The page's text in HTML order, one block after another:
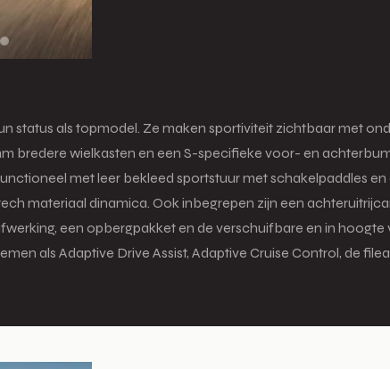
status als topmodel. Ze maken sportiviteit zichtbaar met
bredere wielkasten en een S-specifieke voor- en
met leer bekleed sportstuur met schakelpaddles
materiaal dinamica. Ook inbegrepen zijn een
een opbergpakket en de verschuifbare en in hoogte
als Adaptive Drive Assist, Adaptive Cruise Control, de